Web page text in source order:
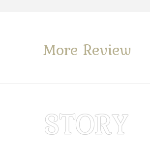
More Review